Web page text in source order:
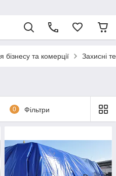
бізнесу та комерції Захисні
0 Фільтри